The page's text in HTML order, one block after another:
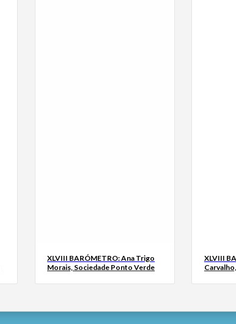
XLVIII BARÓMETRO: Ana Trigo
Morais, Sociedade Ponto Verde
XLVIII